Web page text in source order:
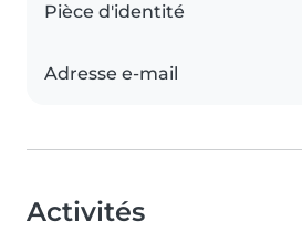
Pièce d'identité
Adresse e-mail
Activités